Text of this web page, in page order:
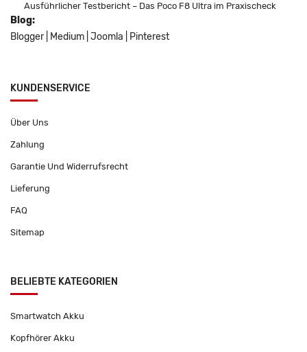
Ausführlicher Testbericht – Das Poco F8 Ultra im Praxischeck
Blog:
Blogger
Medium Joomla Pinterest
KUNDENSERVICE
Über Uns
Zahlung
Garantie Und Widerrufsrecht
Lieferung
FAQ
Sitemap
BELIEBTE KATEGORIEN
Smartwatch Akku
Kopfhörer Akku